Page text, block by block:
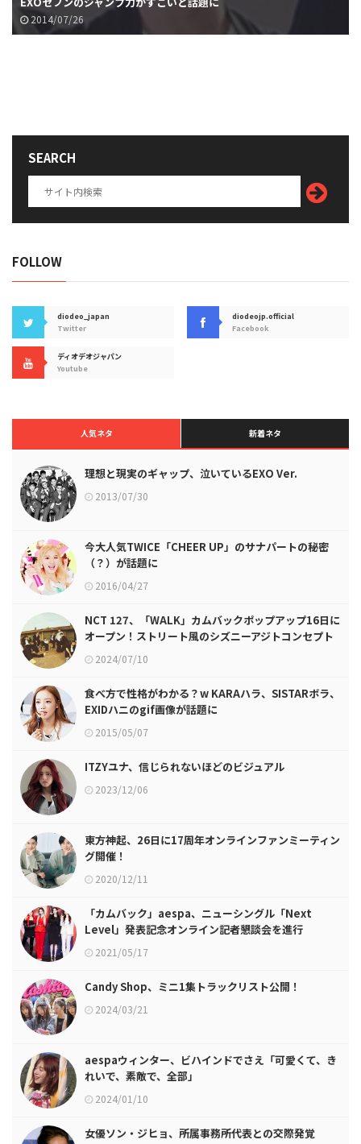
2014/07/26
SEARCH
FOLLOW
diodeo_japan
Twitter
diodeojp.official
Facebook
ディオデオジャパン
Youtube
人気ネタ 新着ネタ
理想と現実のギャップ、泣いているEXO Ver.
2013/07/30
今大人気TWICE「CHEER UP」のサナパートの秘密
（？）が話題に
2016/04/27
NCT 127、「WALK」カムバックポップアップ16日に
オープン！ストリート風のシズニーアジトコンセプト
2024/07/10
食べ方で性格がわかる？w KARAハラ、SISTARボラ、
EXIDハニのgif画像が話題に
2015/05/07
ITZYユナ、信じられないほどのビジュアル
2023/12/06
東方神起、26日に17周年オンラインファンミーティン
グ開催！
2020/12/11
「カムバック」aespa、ニューシングル「Next
Level」発表記念オンライン記者懇談会を進行
2021/05/17
Candy Shop、ミニ1集トラックリスト公開！
2024/03/21
aespaウィンター、ビハインドでさえ「可愛くて、き
れいで、素敵で、全部」
2024/01/10
女優ソン・ジヒョ、所属事務所代表との交際発覚